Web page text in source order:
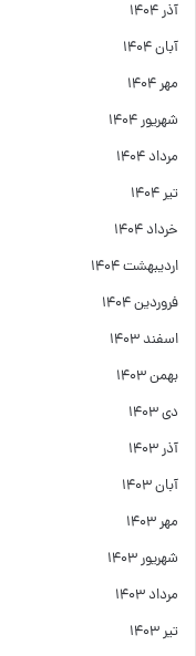
آذر ۱۴۰۴
آبان ۱۴۰۴
مهر ۱۴۰۴
شهریور ۱۴۰۴
مرداد ۱۴۰۴
تیر ۱۴۰۴
خرداد ۱۴۰۴
اردیبهشت ۱۴۰۴
فروردین ۱۴۰۴
اسفند ۱۴۰۳
بهمن ۱۴۰۳
دی ۱۴۰۳
آذر ۱۴۰۳
آبان ۱۴۰۳
مهر ۱۴۰۳
شهریور ۱۴۰۳
مرداد ۱۴۰۳
تیر ۱۴۰۳